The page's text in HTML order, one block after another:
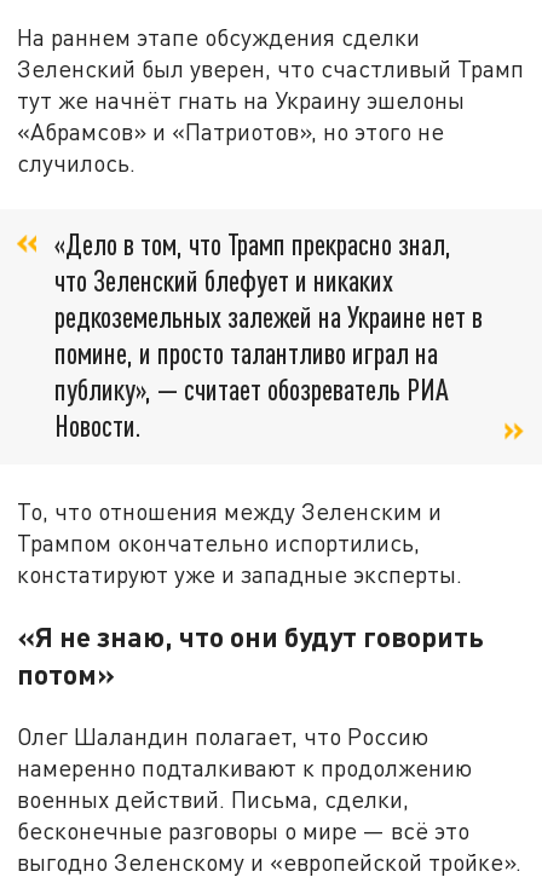
На раннем этапе обсуждения сделки
Зеленский был уверен, что счастливый Трамп
тут же начнёт гнать на Украину эшелоны
«Абрамсов» и «Патриотов», но этого не
случилось.
«Дело в том, что Трамп прекрасно знал,
что Зеленский блефует и никаких
редкоземельных залежей на Украине нет в
помине, и просто талантливо играл на
публику», — считает обозреватель РИА
Новости.
То, что отношения между Зеленским и
Трампом окончательно испортились,
констатируют уже и западные эксперты.
«Я не знаю, что они будут говорить
потом»
Олег Шаландин полагает, что Россию
намеренно подталкивают к продолжению
военных действий. Письма, сделки,
бесконечные разговоры о мире — всё это
выгодно Зеленскому и «европейской тройке».